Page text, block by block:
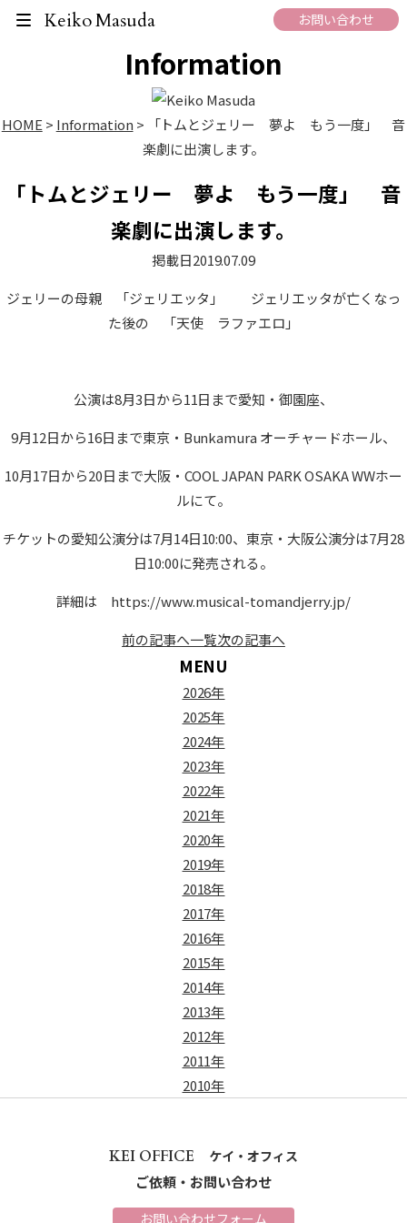
Keiko Masuda お問い合わせ
Information
HOME > Information >
「トムとジェリー 夢よ もう一度」 音
楽劇に出演します。
「トムとジェリー 夢よ もう一度」 音
楽劇に出演します。
掲載日2019.07.09
ジェリーの母親 「ジェリエッタ」 ジェリエッタが亡くなっ
た後の 「天使 ラファエロ」
公演は8月3日から11日まで愛知・御園座、
9月12日から16日まで東京・Bunkamura オーチャードホール、
10月17日から20日まで大阪・COOL JAPAN PARK OSAKA WWホー
ルにて。
チケットの愛知公演分は7月14日10:00、東京・大阪公演分は7月28
日10:00に発売される。
詳細は https://www.musical-tomandjerry.jp/
前の記事へ一覧次の記事へ
MENU
2026年
2025年
2024年
2023年
2022年
2021年
2020年
2019年
2018年
2017年
2016年
2015年
2014年
2013年
2012年
2011年
2010年
KEI OFFICE ケイ・オフィス
ご依頼・お問い合わせ
お問い合わせフォーム